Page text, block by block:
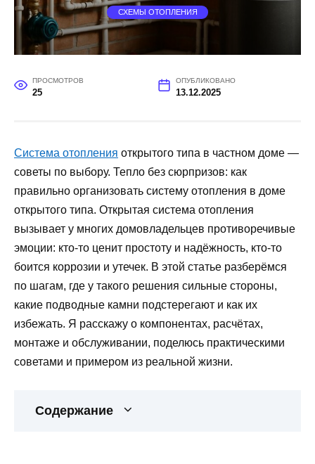
СХЕМЫ ОТОПЛЕНИЯ
ПРОСМОТРОВ
25
ОПУБЛИКОВАНО
13.12.2025
Система отопления открытого типа в частном доме —
советы по выбору. Тепло без сюрпризов: как
правильно организовать систему отопления в доме
открытого типа. Открытая система отопления
вызывает у многих домовладельцев противоречивые
эмоции: кто-то ценит простоту и надёжность, кто-то
боится коррозии и утечек. В этой статье разберёмся
по шагам, где у такого решения сильные стороны,
какие подводные камни подстерегают и как их
избежать. Я расскажу о компонентах, расчётах,
монтаже и обслуживании, поделюсь практическими
советами и примером из реальной жизни.
Содержание